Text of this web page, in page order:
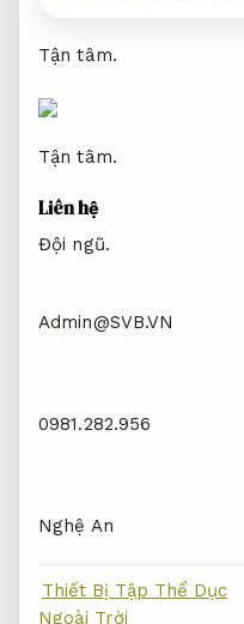
Tận tâm.
Tận tâm.
Liên hệ
Đội ngũ.
Admin@SVB.VN
0981.282.956
Nghệ An
Thiết Bị Tập Thể Dục
Ngoài Trời